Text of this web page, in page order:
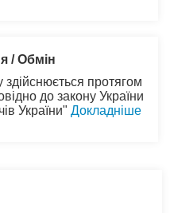
/ Обмін
протягом
до закону України
України" Докладніше